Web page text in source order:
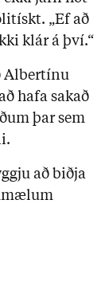
„Ef að
klár á því.“
Albertínu
hafa sakað
þar sem
að biðja